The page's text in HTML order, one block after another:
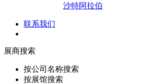
沙特阿拉伯
联系我们
展商搜索
按公司名称搜索
按展馆搜索